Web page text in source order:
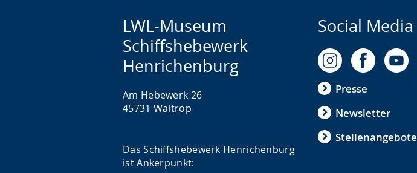
LWL-Museum
Schiffshebewerk
Henrichenburg
Am Hebewerk 26
45731 Waltrop
Das Schiffshebewerk Henrichenburg
ist Ankerpunkt:
Social Media
Presse
Newsletter
Stellenangebote